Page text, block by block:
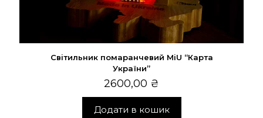
Світильник помаранчевий MiU “Карта
України”
2600,00 ₴
Додати в кошик